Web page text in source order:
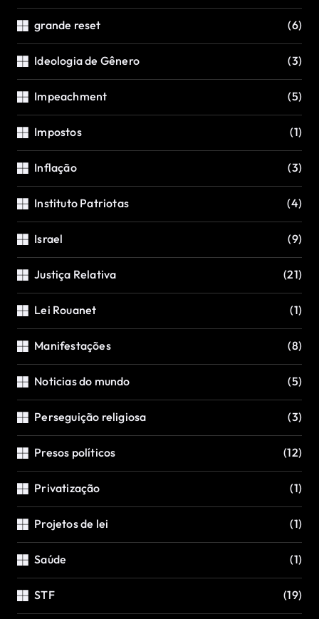
grande reset (6)
Ideologia de Gênero (3)
Impeachment (5)
Impostos (1)
Inflação (3)
Instituto Patriotas (4)
Israel (9)
Justiça Relativa (21)
Lei Rouanet (1)
Manifestações (8)
Noticias do mundo (5)
Perseguição religiosa (3)
Presos políticos (12)
Privatização (1)
Projetos de lei (1)
Saúde (1)
STF (19)